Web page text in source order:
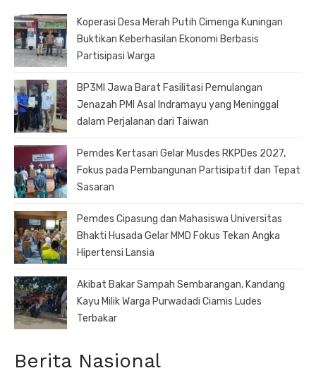
Koperasi Desa Merah Putih Cimenga Kuningan
Buktikan Keberhasilan Ekonomi Berbasis
Partisipasi Warga
BP3MI Jawa Barat Fasilitasi Pemulangan
Jenazah PMI Asal Indramayu yang Meninggal
dalam Perjalanan dari Taiwan
Pemdes Kertasari Gelar Musdes RKPDes 2027,
Fokus pada Pembangunan Partisipatif dan Tepat
Sasaran
Pemdes Cipasung dan Mahasiswa Universitas
Bhakti Husada Gelar MMD Fokus Tekan Angka
Hipertensi Lansia
Akibat Bakar Sampah Sembarangan, Kandang
Kayu Milik Warga Purwadadi Ciamis Ludes
Terbakar
Berita Nasional